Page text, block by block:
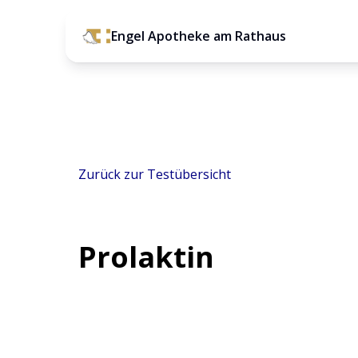
Engel Apotheke am Rathaus
Zurück zur Testübersicht
Prolaktin